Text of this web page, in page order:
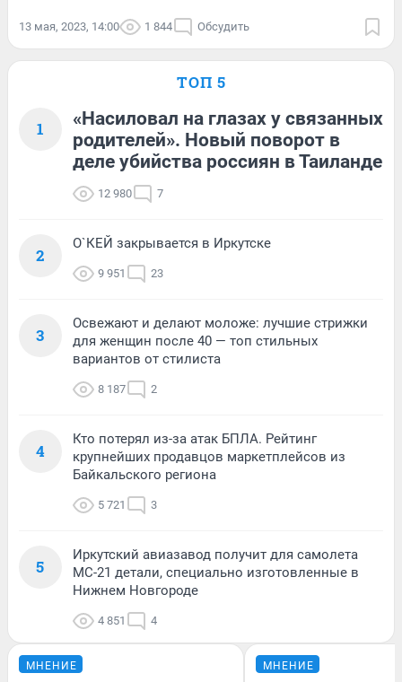
13 мая, 2023, 14:00 1 844 Обсудить
ТОП 5
1
«Насиловал на глазах у связанных
родителей». Новый поворот в
деле убийства россиян в Таиланде
12 980 7
2
О`КЕЙ закрывается в Иркутске
9 951 23
3
Освежают и делают моложе: лучшие стрижки
для женщин после 40 — топ стильных
вариантов от стилиста
8 187 2
4
Кто потерял из-за атак БПЛА. Рейтинг
крупнейших продавцов маркетплейсов из
Байкальского региона
5 721 3
5
Иркутский авиазавод получит для самолета
МС-21 детали, специально изготовленные в
Нижнем Новгороде
4 851 4
МНЕНИЕ МНЕНИЕ